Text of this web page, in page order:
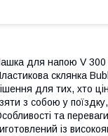
для напою V 300
склянка
для тих, хто
з собою у
та
із